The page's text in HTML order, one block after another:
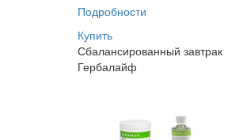
Подробности
Купить
Сбалансированный завтрак
Гербалайф